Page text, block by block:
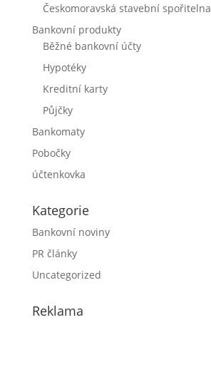
Českomoravská stavební spořitelna
Bankovní produkty
Běžné bankovní účty
Hypotéky
Kreditní karty
Půjčky
Bankomaty
Pobočky
účtenkovka
Kategorie
Bankovní noviny
PR články
Uncategorized
Reklama